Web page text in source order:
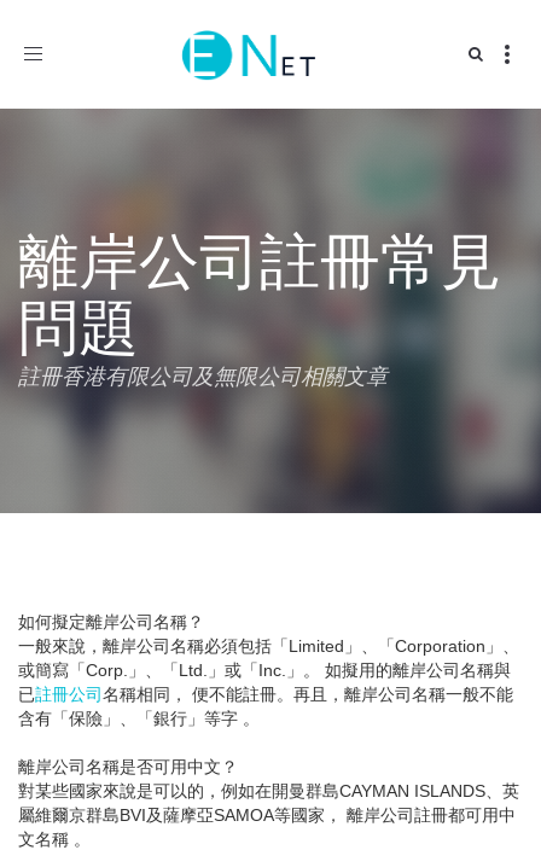
Toggle
離岸公司註冊常見
問題
註冊香港有限公司及無限公司相關文章
如何擬定離岸公司名稱？
一般來說，離岸公司名稱必須包括「Limited」、「Corporation」、
或簡寫「Corp.」、「Ltd.」或「Inc.」。 如擬用的離岸公司名稱與
已註冊公司名稱相同， 便不能註冊。再且，離岸公司名稱一般不能
含有「保險」、「銀行」等字 。
離岸公司名稱是否可用中文？
對某些國家來說是可以的，例如在開曼群島CAYMAN ISLANDS、英
屬維爾京群島BVI及薩摩亞SAMOA等國家， 離岸公司註冊都可用中
文名稱 。